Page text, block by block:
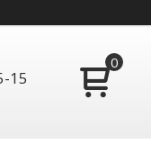
15